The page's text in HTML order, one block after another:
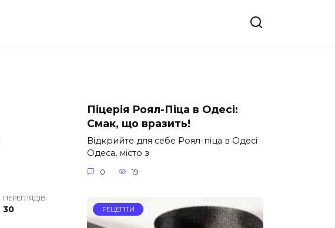
ПЕРЕГЛЯДІВ
30
Піцерія Роял-Піца в Одесі:
Смак, що вразить!
Відкрийте для себе Роял-піца в Одесі
Одеса, місто з
0 19
РЕЦЕПТИ